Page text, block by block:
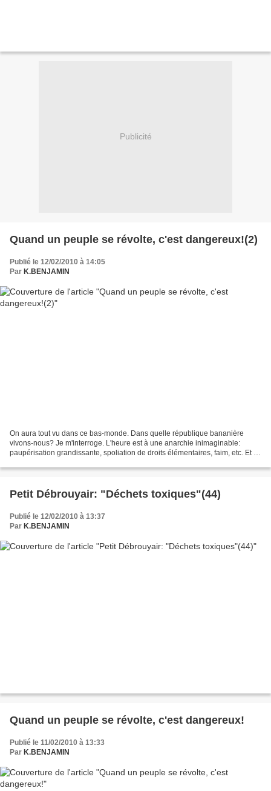
Publicité
Quand un peuple se révolte, c'est dangereux!(2)
Publié le 12/02/2010 à 14:05
Par K.BENJAMIN
On aura tout vu dans ce bas-monde. Dans quelle république bananière
vivons-nous? Je m'interroge. L'heure est à une anarchie inimaginable:
paupérisation grandissante, spoliation de droits élémentaires, faim, etc. Et le
Petit Débrouyair: "Déchets toxiques"(44)
Publié le 12/02/2010 à 13:37
Par K.BENJAMIN
Quand un peuple se révolte, c'est dangereux!
Publié le 11/02/2010 à 13:33
Par K.BENJAMIN